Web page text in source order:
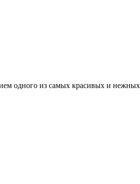
одного из самых красивых и